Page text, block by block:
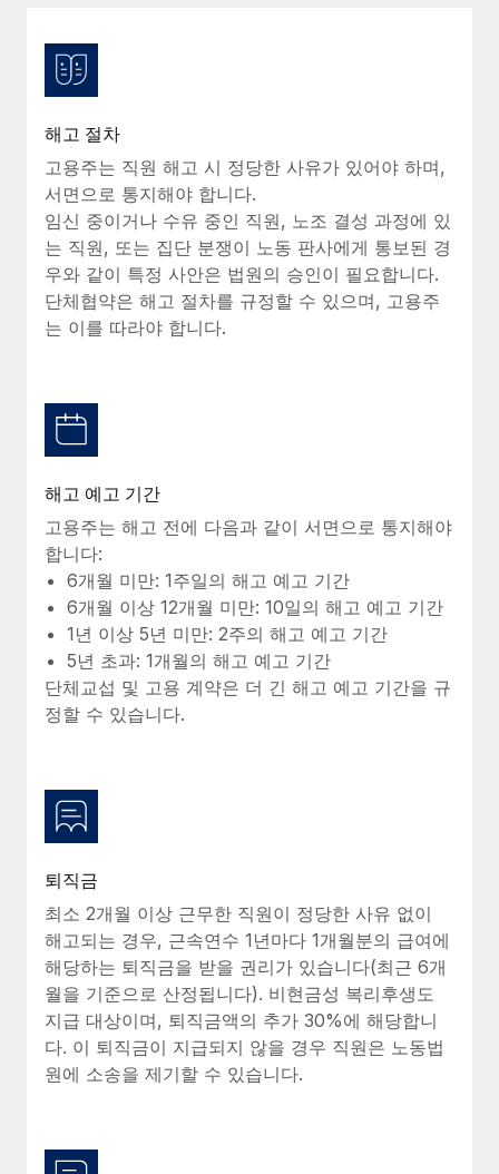
신원 조사
채용 후보자 심사 프로세스 간소화
Compliance Watchtower
기기 관리
전 세계 IT 장비 제공 및 추적 관리
법인 설립
법인 설립을 빠르고 준법적으로 지원
복리후생
손쉬운 직원 복리후생 관리
사례 연구
모든 리소스 보기
글로벌 급여
EOR 및 PEO
계약자 관리
세금
블로그
Remote 제품 관련 소식: Gusto 및 Xero와의 통합과
Remote Contractor Management Plus
Remote의 사명은 모든 규모의 기업이 전 세계 어디서든 업무에 가
장 적합 사람을 찾아 채용 및 관리하고 급여를 지급하도록 돕는 것
입니다. 이를 위해 최근 몇 주 동안 새로운...
자세히 알아보기
비디오 콘텐츠를 활용한 마케팅이 계속해서 인기를 끌면서, 기업들
에게는 흥미롭고 전문적인 비디오 제작이 어느 때보다 중요해졌습
니다. 그러나 대부분의 회사들은 그렇게 높은 품질의...
자세히 알아보기
해고 절차
고용주는 직원 해고 시 정당한 사유가 있어야 하며,
서면으로 통지해야 합니다.
임신 중이거나 수유 중인 직원, 노조 결성 과정에 있
는 직원, 또는 집단 분쟁이 노동 판사에게 통보된 경
우와 같이 특정 사안은 법원의 승인이 필요합니다.
단체협약은 해고 절차를 규정할 수 있으며, 고용주
는 이를 따라야 합니다.
해고 예고 기간
고용주는 해고 전에 다음과 같이 서면으로 통지해야
합니다:
6개월 미만: 1주일의 해고 예고 기간
6개월 이상 12개월 미만: 10일의 해고 예고 기간
1년 이상 5년 미만: 2주의 해고 예고 기간
5년 초과: 1개월의 해고 예고 기간
단체교섭 및 고용 계약은 더 긴 해고 예고 기간을 규
정할 수 있습니다.
퇴직금
최소 2개월 이상 근무한 직원이 정당한 사유 없이
해고되는 경우, 근속연수 1년마다 1개월분의 급여에
해당하는 퇴직금을 받을 권리가 있습니다(최근 6개
월을 기준으로 산정됩니다). 비현금성 복리후생도
지급 대상이며, 퇴직금액의 추가 30%에 해당합니
다. 이 퇴직금이 지급되지 않을 경우 직원은 노동법
원에 소송을 제기할 수 있습니다.